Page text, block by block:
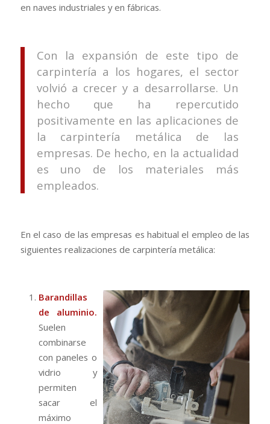
en naves industriales y en fábricas.
Con la expansión de este tipo de
carpintería a los hogares, el sector
volvió a crecer y a desarrollarse. Un
hecho que ha repercutido
positivamente en las aplicaciones de
la carpintería metálica de las
empresas. De hecho, en la actualidad
es uno de los materiales más
empleados.
En el caso de las empresas es habitual el empleo de las
siguientes realizaciones de carpintería metálica:
Barandillas
de aluminio.
Suelen
combinarse
con paneles o
vidrio y
permiten
sacar el
máximo